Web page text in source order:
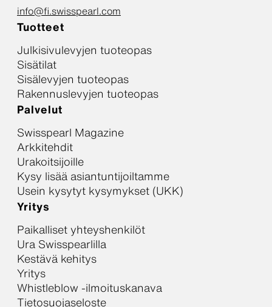
info@fi.swisspearl.com
Tuotteet
Julkisivulevyjen tuoteopas
Sisätilat
Sisälevyjen tuoteopas
Rakennuslevyjen tuoteopas
Palvelut
Swisspearl Magazine
Arkkitehdit
Urakoitsijoille
Kysy lisää asiantuntijoiltamme
Usein kysytyt kysymykset (UKK)
Yritys
Paikalliset yhteyshenkilöt
Ura Swisspearlilla
Kestävä kehitys
Yritys
Whistleblow -ilmoituskanava
Tietosuojaseloste